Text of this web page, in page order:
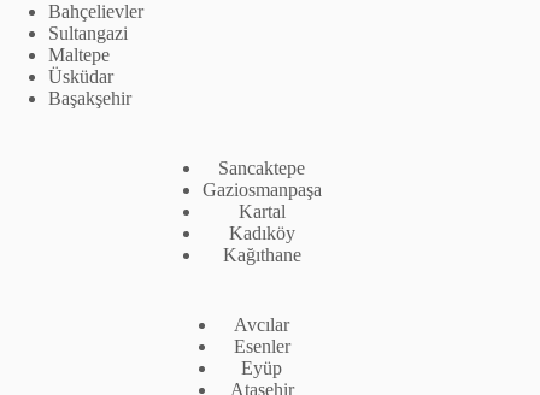
Bahçelievler
Sultangazi
Maltepe
Üsküdar
Başakşehir
Sancaktepe
Gaziosmanpaşa
Kartal
Kadıköy
Kağıthane
Avcılar
Esenler
Eyüp
Ataşehir